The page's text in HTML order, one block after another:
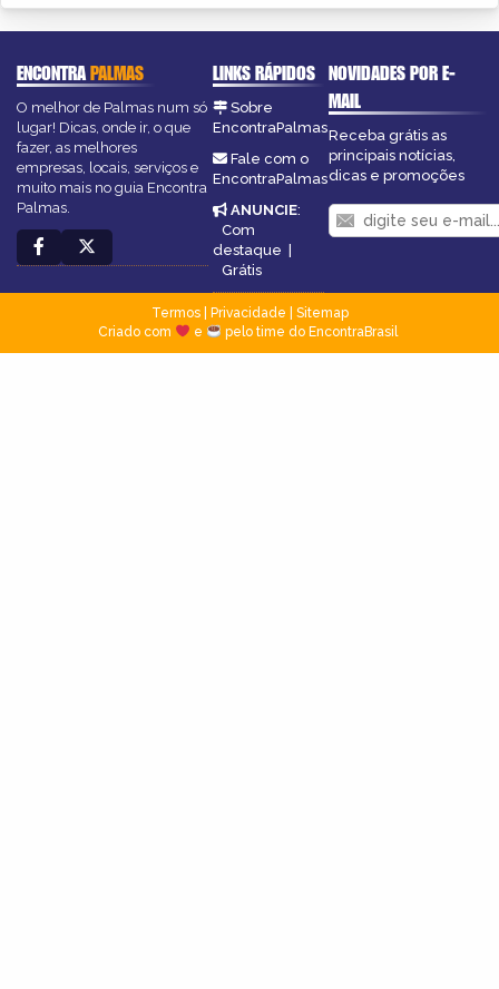
ENCONTRAPALMAS
O melhor de Palmas num só
lugar! Dicas, onde ir, o que
fazer, as melhores
empresas, locais, serviços e
muito mais no guia Encontra
Palmas.
LINKS RÁPIDOS
Sobre
EncontraPalmas
Fale com o
EncontraPalmas
ANUNCIE:
Com
destaque |
Grátis
NOVIDADES POR E-
MAIL
Receba grátis as
principais notícias,
dicas e promoções
Termos| Privacidade
Sitemap
Criado com
e pelo time do EncontraBrasil